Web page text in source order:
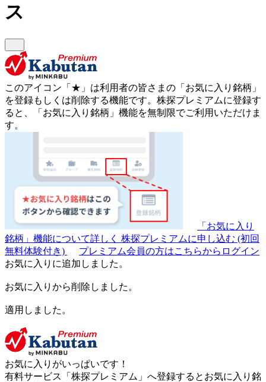
ス
このアイコン 「★」 は利用者の皆さまの 「お気に入り銘柄」
を登録もしくは削除する機能です。 株探プレミアムに登録す
ると、「お気に入り銘柄」機能を無制限でご利用いただけま
す。
「お気に入り
銘柄」機能について詳しく 株探プレミアムに申し込む (初回
無料体験付き)
プレミアム会員の方はこちらからログイン
お気に入りに追加しました。
お気に入りから削除しました。
適用しました。
お気に入りがいっぱいです！
有料サービス「株探プレミアム」へ登録するとお気に入り銘